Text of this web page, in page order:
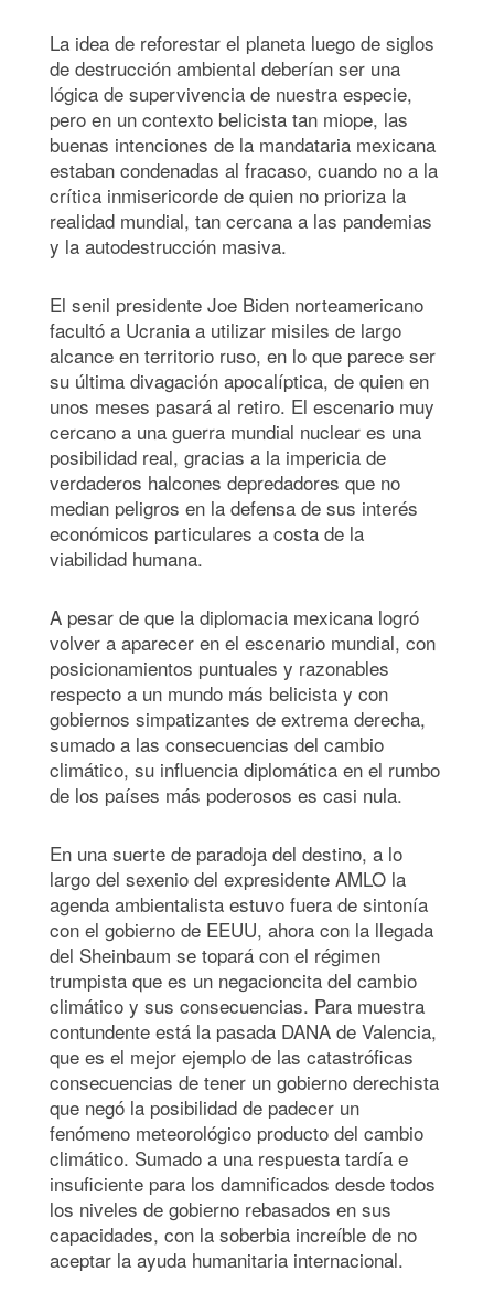
La idea de reforestar el planeta luego de siglos
de destrucción ambiental deberían ser una
lógica de supervivencia de nuestra especie,
pero en un contexto belicista tan miope, las
buenas intenciones de la mandataria mexicana
estaban condenadas al fracaso, cuando no a la
crítica inmisericorde de quien no prioriza la
realidad mundial, tan cercana a las pandemias
y la autodestrucción masiva.
El senil presidente Joe Biden norteamericano
facultó a Ucrania a utilizar misiles de largo
alcance en territorio ruso, en lo que parece ser
su última divagación apocalíptica, de quien en
unos meses pasará al retiro. El escenario muy
cercano a una guerra mundial nuclear es una
posibilidad real, gracias a la impericia de
verdaderos halcones depredadores que no
median peligros en la defensa de sus interés
económicos particulares a costa de la
viabilidad humana.
A pesar de que la diplomacia mexicana logró
volver a aparecer en el escenario mundial, con
posicionamientos puntuales y razonables
respecto a un mundo más belicista y con
gobiernos simpatizantes de extrema derecha,
sumado a las consecuencias del cambio
climático, su influencia diplomática en el rumbo
de los países más poderosos es casi nula.
En una suerte de paradoja del destino, a lo
largo del sexenio del expresidente AMLO la
agenda ambientalista estuvo fuera de sintonía
con el gobierno de EEUU, ahora con la llegada
del Sheinbaum se topará con el régimen
trumpista que es un negacioncita del cambio
climático y sus consecuencias. Para muestra
contundente está la pasada DANA de Valencia,
que es el mejor ejemplo de las catastróficas
consecuencias de tener un gobierno derechista
que negó la posibilidad de padecer un
fenómeno meteorológico producto del cambio
climático. Sumado a una respuesta tardía e
insuficiente para los damnificados desde todos
los niveles de gobierno rebasados en sus
capacidades, con la soberbia increíble de no
aceptar la ayuda humanitaria internacional.